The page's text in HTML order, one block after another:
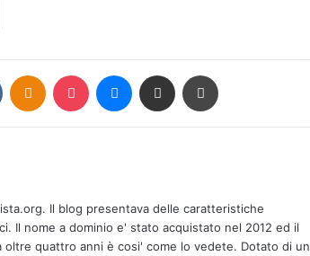
VKontakteOdnoklassniki
Pocket Messenger
Condividi via mail
Il blog presentava delle caratteristiche
Il nome a dominio e' stato acquistato nel 2012 ed il
quattro anni è cosi' come lo vedete. Dotato di un
14 maggio, attentato di via Fauro